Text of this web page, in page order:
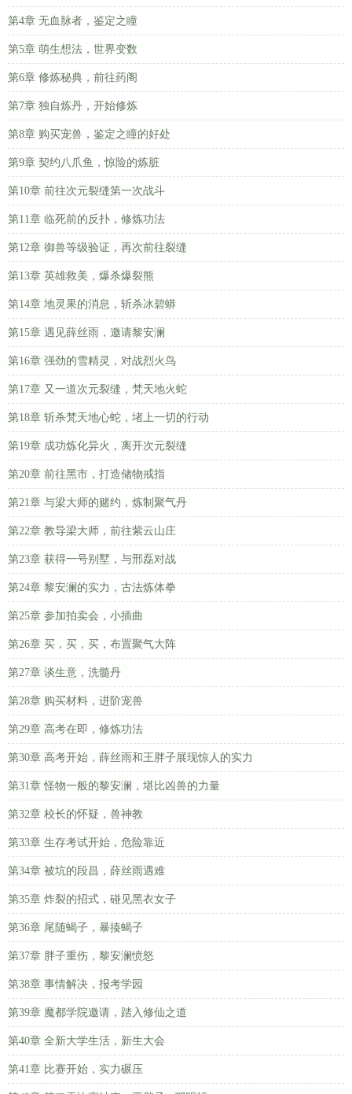
第4章 无血脉者，鉴定之瞳
第5章 萌生想法，世界变数
第6章 修炼秘典，前往药阁
第7章 独自炼丹，开始修炼
第8章 购买宠兽，鉴定之瞳的好处
第9章 契约八爪鱼，惊险的炼脏
第10章 前往次元裂缝第一次战斗
第11章 临死前的反扑，修炼功法
第12章 御兽等级验证，再次前往裂缝
第13章 英雄救美，爆杀爆裂熊
第14章 地灵果的消息，斩杀冰碧蟒
第15章 遇见薛丝雨，邀请黎安澜
第16章 强劲的雪精灵，对战烈火鸟
第17章 又一道次元裂缝，梵天地火蛇
第18章 斩杀梵天地心蛇，堵上一切的行动
第19章 成功炼化异火，离开次元裂缝
第20章 前往黑市，打造储物戒指
第21章 与梁大师的赌约，炼制聚气丹
第22章 教导梁大师，前往紫云山庄
第23章 获得一号别墅，与邢磊对战
第24章 黎安澜的实力，古法炼体拳
第25章 参加拍卖会，小插曲
第26章 买，买，买，布置聚气大阵
第27章 谈生意，洗髓丹
第28章 购买材料，进阶宠兽
第29章 高考在即，修炼功法
第30章 高考开始，薛丝雨和王胖子展现惊人的实力
第31章 怪物一般的黎安澜，堪比凶兽的力量
第32章 校长的怀疑，兽神教
第33章 生存考试开始，危险靠近
第34章 被坑的段昌，薛丝雨遇难
第35章 炸裂的招式，碰见黑衣女子
第36章 尾随蝎子，暴揍蝎子
第37章 胖子重伤，黎安澜愤怒
第38章 事情解决，报考学园
第39章 魔都学院邀请，踏入修仙之道
第40章 全新大学生活，新生大会
第41章 比赛开始，实力碾压